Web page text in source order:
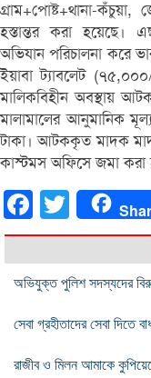
গ্রাম+পোষ্ট+থানা-
হস্তান্তর করা হয়েছে।
অভিযান পরিচালনা করে
ইয়াবা ট্যাবলেট
মালিকবিহীন অবস্থায়
মালামালের আনুমানিক
টাকা। আটককৃত মাদক
কাস্টমস অফিসে জমা করা
FacebookTwitter
অভিযুক্ত পুলিশ সদস্যদের
সেবা গ্রহীতাদের সেবা দিতে
রাজীব ও মিলন আমাকে